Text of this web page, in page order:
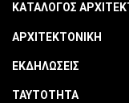
ΚΑΤΑΛΟΓΟΣ
ΑΡΧΙΤΕΚΤΟΝΙΚΗ
ΕΚΔΗΛΩΣΕΙΣ
ΤΑΥΤΟΤΗΤΑ